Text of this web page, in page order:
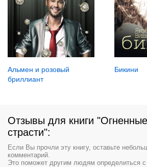
Альмен и розовый
бриллиант
Бикини
Отзывы для книги
страсти":
Если Вы прочли эту книгу, оставьте
комментарий.
Это поможет другим людям определиться с